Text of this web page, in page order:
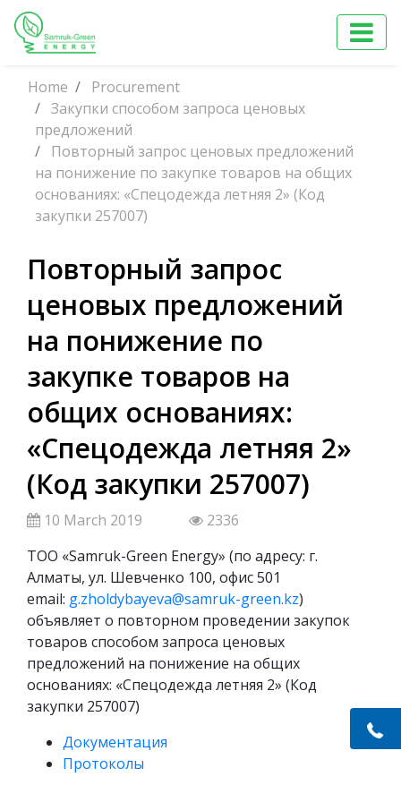
Home
Procurement
Закупки способом запроса ценовых
предложений
Повторный запрос ценовых предложений
на понижение по закупке товаров на общих
основаниях: «Спецодежда летняя 2» (Код
закупки 257007)
Повторный запрос
ценовых предложений
на понижение по
закупке товаров на
общих основаниях:
«Спецодежда летняя 2»
(Код закупки 257007)
10 March 2019
2336
ТОО «Samruk-Green Energy» (по адресу: г.
Алматы, ул. Шевченко 100, офис 501
email: g.zholdybayeva@samruk-green.kz)
объявляет о повторном проведении закупок
товаров способом запроса ценовых
предложений на понижение на общих
основаниях: «Спецодежда летняя 2» (Код
закупки 257007)
Документация
Протоколы